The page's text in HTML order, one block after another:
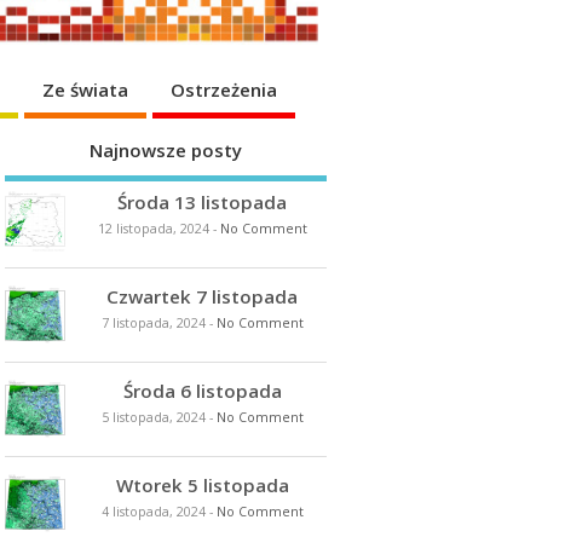
Ze świata Ostrzeżenia
Najnowsze posty
Środa 13 listopada
12 listopada, 2024- No Comment
Czwartek 7 listopada
7 listopada, 2024- No Comment
Środa 6 listopada
5 listopada, 2024- No Comment
Wtorek 5 listopada
4 listopada, 2024- No Comment